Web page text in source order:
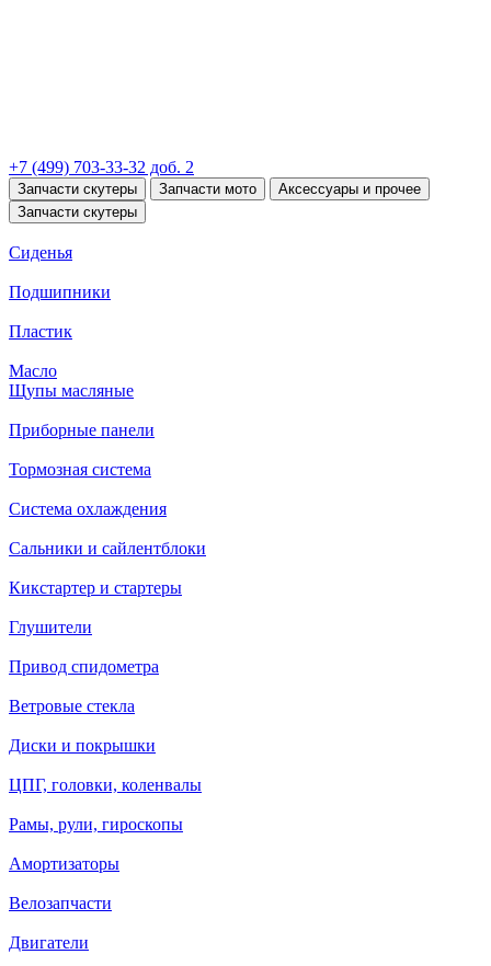
+7 (499) 703-33-32 доб. 2
Запчасти скутеры Запчасти мото
Аксессуары и прочее
Запчасти скутеры
Сиденья
Подшипники
Пластик
Масло
Щупы масляные
Приборные панели
Тормозная система
Система охлаждения
Сальники и сайлентблоки
Кикстартер и стартеры
Глушители
Привод спидометра
Ветровые стекла
Диски и покрышки
ЦПГ, головки, коленвалы
Рамы, рули, гироскопы
Амортизаторы
Велозапчасти
Двигатели